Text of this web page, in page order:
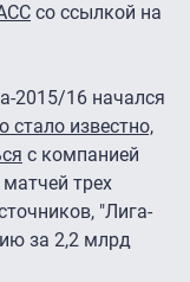
со ссылкой на
2015/16 начался
стало известно,
с компанией
трех
"Лига-
за 2,2 млрд